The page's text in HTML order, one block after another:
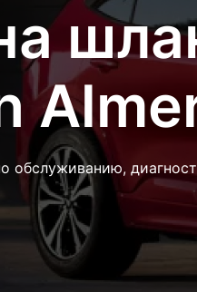
обслуживанию,